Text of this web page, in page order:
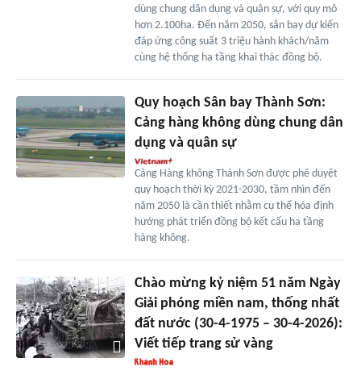
dùng chung dân dụng và quân sự, với quy mô
hơn 2.100ha. Đến năm 2050, sân bay dự kiến
đáp ứng công suất 3 triệu hành khách/năm
cùng hệ thống hạ tầng khai thác đồng bộ.
Quy hoạch Sân bay Thành Sơn:
Cảng hàng không dùng chung dân
dụng và quân sự
Cảng Hàng không Thành Sơn được phê duyệt
quy hoạch thời kỳ 2021-2030, tầm nhìn đến
năm 2050 là cần thiết nhằm cụ thể hóa định
hướng phát triển đồng bộ kết cấu hạ tầng
hàng không.
Chào mừng kỷ niệm 51 năm Ngày
Giải phóng miền nam, thống nhất
đất nước (30-4-1975 – 30-4-2026):
Viết tiếp trang sử vàng